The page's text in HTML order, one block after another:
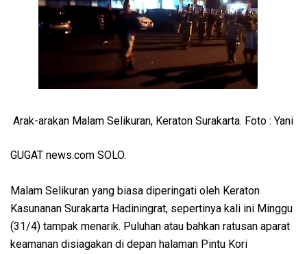
Arak-arakan Malam Selikuran, Keraton Surakarta. Foto : Yani
GUGAT news.com SOLO.
Malam Selikuran yang biasa diperingati oleh Keraton
Kasunanan Surakarta Hadiningrat, sepertinya kali ini Minggu
(31/4) tampak menarik. Puluhan atau bahkan ratusan aparat
keamanan disiagakan di depan halaman Pintu Kori